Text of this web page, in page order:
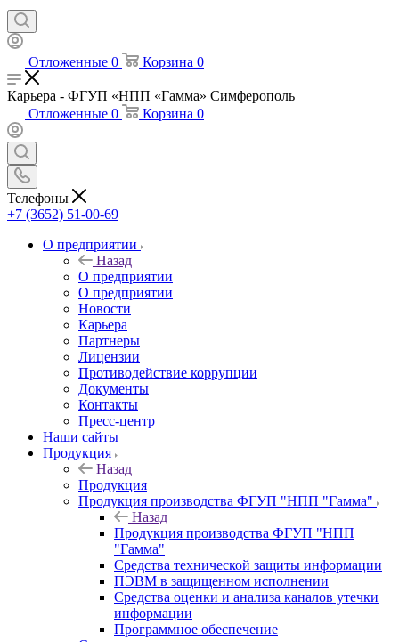
Отложенные 0 Корзина 0
Карьера - ФГУП «НПП «Гамма» Симферополь
Отложенные 0 Корзина 0
Телефоны
+7 (3652) 51-00-69
О предприятии
Назад
О предприятии
О предприятии
Новости
Карьера
Партнеры
Лицензии
Противодействие коррупции
Документы
Контакты
Пресс-центр
Наши сайты
Продукция
Назад
Продукция
Продукция производства ФГУП "НПП "Гамма"
Назад
Продукция производства ФГУП "НПП
"Гамма"
Средства технической защиты информации
ПЭВМ в защищенном исполнении
Средства оценки и анализа каналов утечки
информации
Программное обеспечение